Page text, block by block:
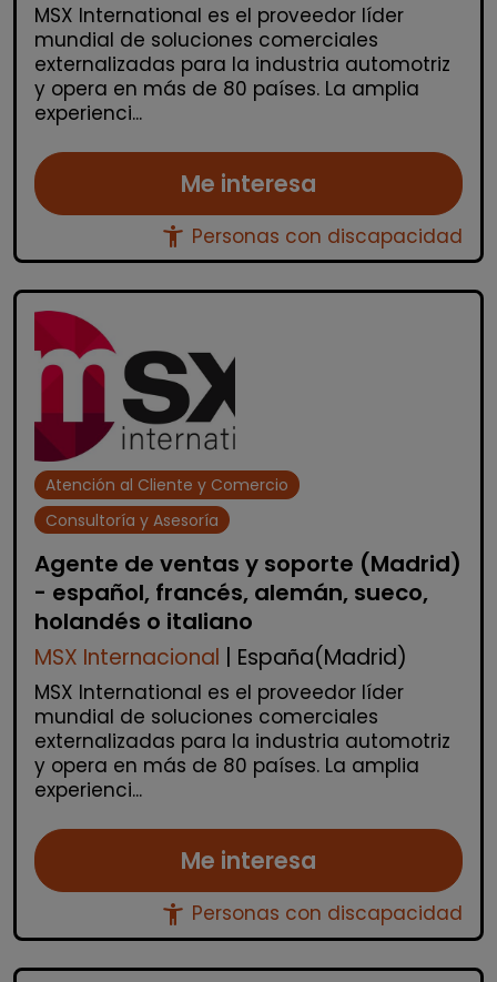
MSX International es el proveedor líder
mundial de soluciones comerciales
externalizadas para la industria automotriz
y opera en más de 80 países. La amplia
experienci...
Me interesa
accessibility_new Personas con discapacidad
Atención al Cliente y Comercio
Consultoría y Asesoría
Agente de ventas y soporte (Madrid)
- español, francés, alemán, sueco,
holandés o italiano
MSX Internacional | España(Madrid)
MSX International es el proveedor líder
mundial de soluciones comerciales
externalizadas para la industria automotriz
y opera en más de 80 países. La amplia
experienci...
Me interesa
accessibility_new Personas con discapacidad